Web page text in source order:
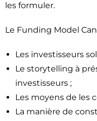
les formuler.
Le Funding Model
Les investisseurs
Le storytelling à
investisseurs ;
Les moyens de les
La manière de